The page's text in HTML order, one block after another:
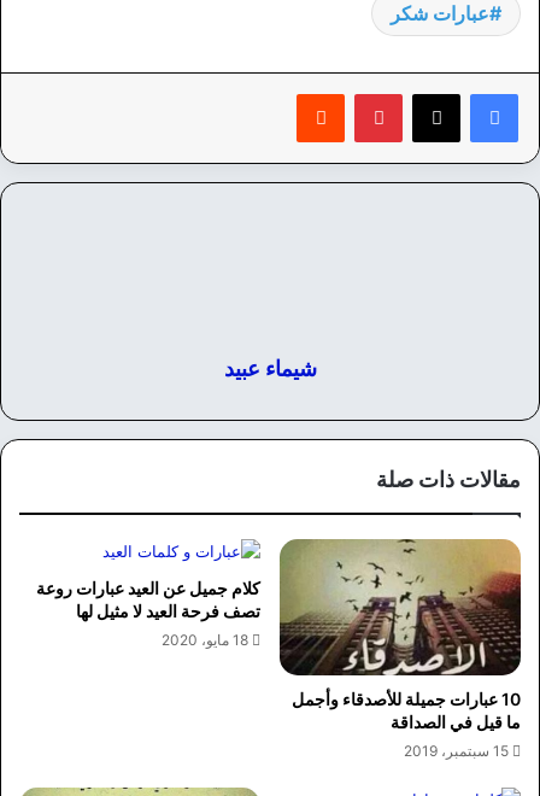
عبارات شكر
بينتيريست
شيماء عبيد
مقالات ذات صلة
10 عبارات جميلة للأصدقاء وأجمل
ما قيل في الصداقة
15 سبتمبر، 2019
كلام جميل عن العيد عبارات روعة
تصف فرحة العيد لا مثيل لها
18 مايو، 2020